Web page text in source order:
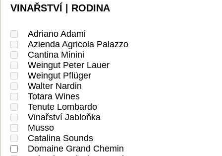
VINAŘSTVÍ | RODINA
Adriano Adami
Azienda Agricola Palazzo
Cantina Minini
Weingut Peter Lauer
Weingut Pflüger
Walter Nardin
Totara Wines
Tenute Lombardo
Vinařství Jabloňka
Musso
Catalina Sounds
Domaine Grand Chemin